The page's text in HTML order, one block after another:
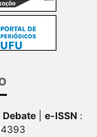
Debate| e-ISSN: